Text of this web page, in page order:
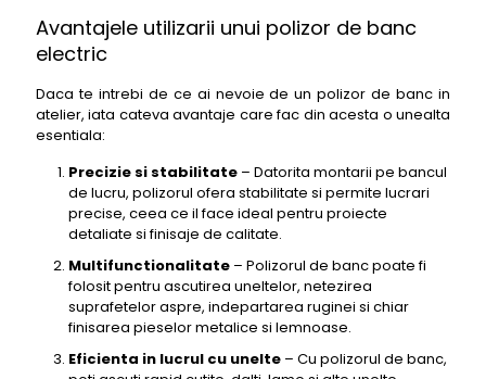
Avantajele utilizarii unui polizor de banc
electric
Daca te intrebi de ce ai nevoie de un polizor de banc in
atelier, iata cateva avantaje care fac din acesta o unealta
esentiala:
Precizie si stabilitate – Datorita montarii pe bancul
de lucru, polizorul ofera stabilitate si permite lucrari
precise, ceea ce il face ideal pentru proiecte
detaliate si finisaje de calitate.
Multifunctionalitate – Polizorul de banc poate fi
folosit pentru ascutirea uneltelor, netezirea
suprafetelor aspre, indepartarea ruginei si chiar
finisarea pieselor metalice si lemnoase.
Eficienta in lucrul cu unelte – Cu polizorul de banc,